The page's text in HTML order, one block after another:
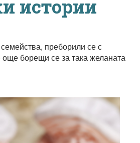
истории
преборили се с
още борещи се за така желаната